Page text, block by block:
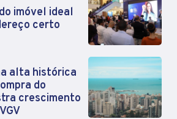
imóvel ideal
certo
alta histórica
do
crescimento